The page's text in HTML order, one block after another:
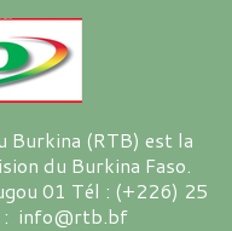
Burkina (RTB) est la
du Burkina Faso.
01 Tél : (+226) 25
info@rtb.bf